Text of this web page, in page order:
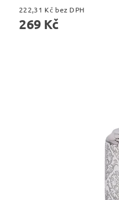
222,31 Kč bez DPH
269 Kč